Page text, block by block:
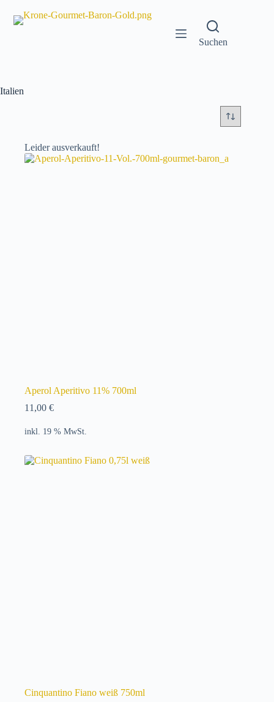
Inhalt
springen
Suchen
Italien
Leider ausverkauft!
Aperol Aperitivo 11% 700ml
11,00 €
inkl. 19 % MwSt.
Cinquantino Fiano weiß 750ml